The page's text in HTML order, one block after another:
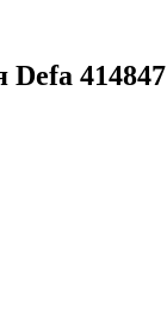
Defa 414847